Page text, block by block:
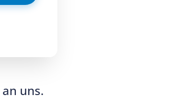
an uns.